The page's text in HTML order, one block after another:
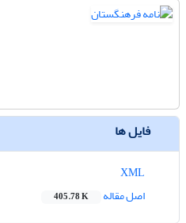
فایل ها
اصل مقاله
405.78 K